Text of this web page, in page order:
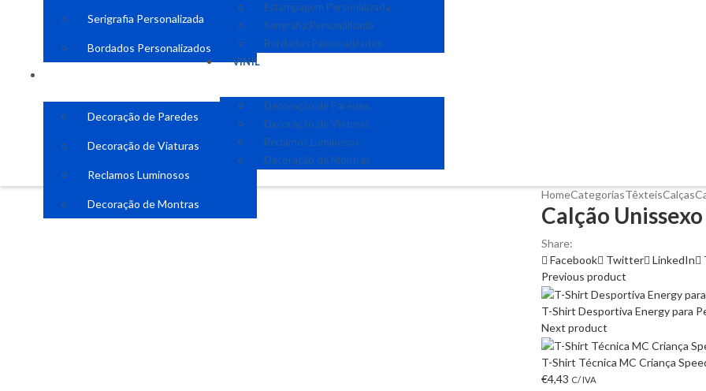
Serigrafia Personalizada
Bordados Personalizados
Decoração de Paredes
Decoração de Viaturas
Reclamos Luminosos
Decoração de Montras
Estampagem Personalizada
Serigrafia Personalizada
Bordados Personalizados
VINIL
Decoração de Paredes
Decoração de Viaturas
Reclamos Luminosos
Decoração de Montras
HomeCategoriasTêxteisCalças
Calção
Share:
Facebook
Twitter LinkedIn
Previous product
T-Shirt Desportiva Energy para
Next product
T-Shirt Técnica MC Criança
€4,43 C/ IVA